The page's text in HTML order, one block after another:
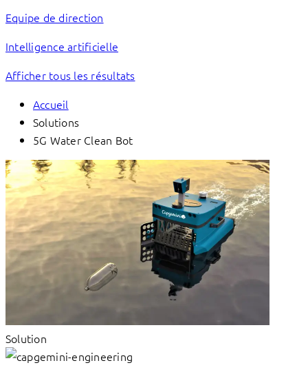
Equipe de direction
Intelligence artificielle
Afficher tous les résultats
Accueil
Solutions
5G Water Clean Bot
Solution